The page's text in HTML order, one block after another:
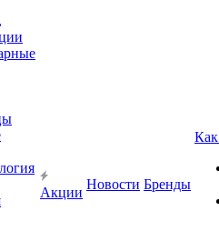
Акции
Новости Бренды